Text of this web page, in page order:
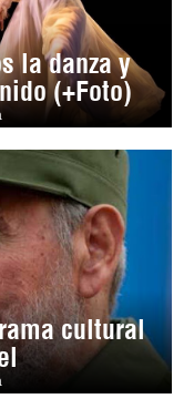
la danza y
(+Foto)
cultural